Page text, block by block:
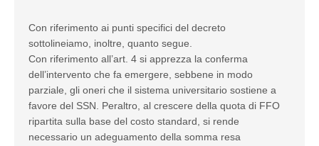
Con riferimento ai punti specifici del decreto
sottolineiamo, inoltre, quanto segue.
Con riferimento all’art. 4 si apprezza la conferma
dell’intervento che fa emergere, sebbene in modo
parziale, gli oneri che il sistema universitario sostiene a
favore del SSN. Peraltro, al crescere della quota di FFO
ripartita sulla base del costo standard, si rende
necessario un adeguamento della somma resa